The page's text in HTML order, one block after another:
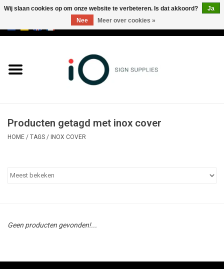
Merken
Producten getagd met inox cover
HOME / TAGS / INOX COVER
Geen producten gevonden!...
Wij slaan cookies op om onze website te verbeteren. Is dat akkoord?
Ja
Nee
Meer over cookies »